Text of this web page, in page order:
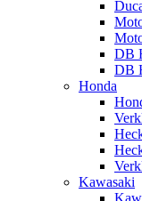
DB
DB
Honda
Kawasaki